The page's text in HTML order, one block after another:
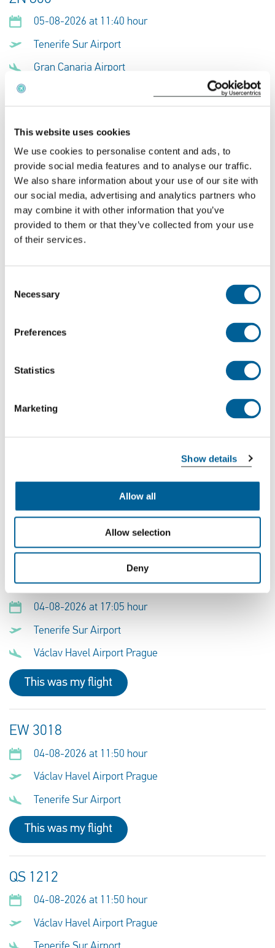
This website uses cookies
We use cookies to personalise content and ads, to
provide social media features and to analyse our traffic.
We also share information about your use of our site with
our social media, advertising and analytics partners who
may combine it with other information that you’ve
provided to them or that they’ve collected from your use
of their services.
Selection
Necessary
Preferences
Statistics
Marketing
Show details
Allow all
Allow selection
Deny
05-08-2026 at 11:40 hour
Tenerife Sur Airport
Gran Canaria Airport
RSC 830
05-08-2026 at 16:30 hour
Tenerife Sur Airport
Gran Canaria Airport
This was my flight
FR 349
Tenerife Sur Airport
Tenerife Sur Airport
This was my flight
QS 1213
04-08-2026 at 17:05 hour
Tenerife Sur Airport
Václav Havel Airport Prague
This was my flight
EW 3018
04-08-2026 at 11:50 hour
Václav Havel Airport Prague
Tenerife Sur Airport
This was my flight
QS 1212
04-08-2026 at 11:50 hour
Václav Havel Airport Prague